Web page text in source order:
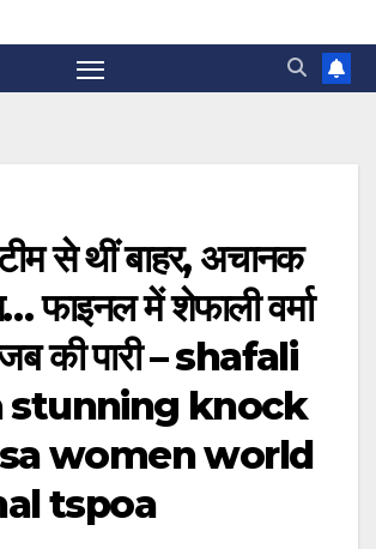
से थीं बाहर, अचानक
फाइनल में शेफाली वर्मा
की पारी – shafali
stunning knock
women world
tspoa